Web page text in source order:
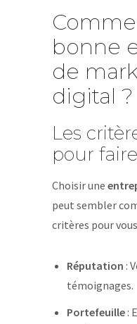
bonne
de
digital ?
Les
pour
Choisir une
peut sembler
critères pour
Réputation :
témoignages.
Portefeuille: